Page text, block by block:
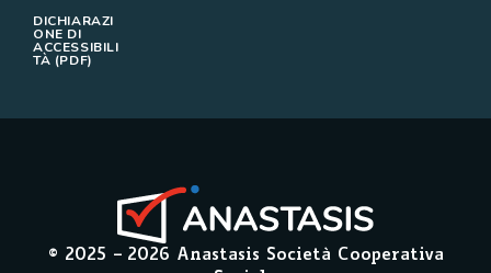
DICHIARAZI
ONE DI
ACCESSIBILI
TÀ (PDF)
© 2025 – 2026 Anastasis Società Cooperativa